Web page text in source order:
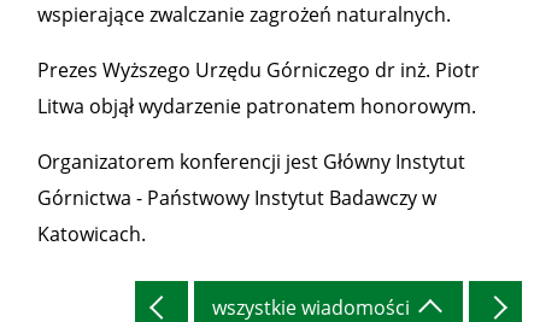
wspierające zwalczanie zagrożeń naturalnych.
Prezes Wyższego Urzędu Górniczego dr inż. Piotr
Litwa objął wydarzenie patronatem honorowym.
Organizatorem konferencji jest Główny Instytut
Górnictwa - Państwowy Instytut Badawczy w
Katowicach.
wszystkie wiadomości